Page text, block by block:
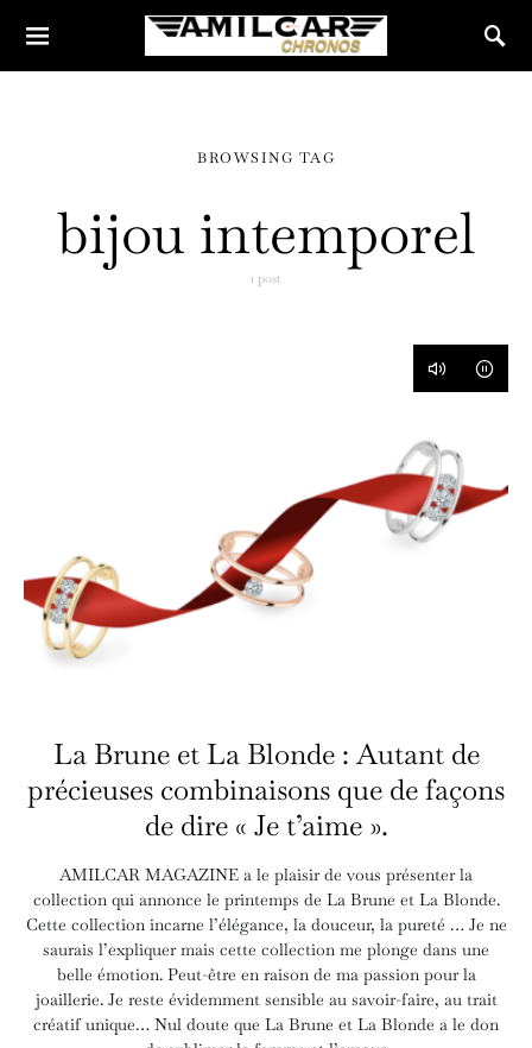
BROWSING TAG
bijou intemporel
1 post
La Brune et La Blonde : Autant de
précieuses combinaisons que de façons
de dire « Je t’aime ».
AMILCAR MAGAZINE a le plaisir de vous présenter la
collection qui annonce le printemps de La Brune et La Blonde.
Cette collection incarne l’élégance, la douceur, la pureté … Je ne
saurais l’expliquer mais cette collection me plonge dans une
belle émotion. Peut-être en raison de ma passion pour la
joaillerie. Je reste évidemment sensible au savoir-faire, au trait
créatif unique… Nul doute que La Brune et La Blonde a le don